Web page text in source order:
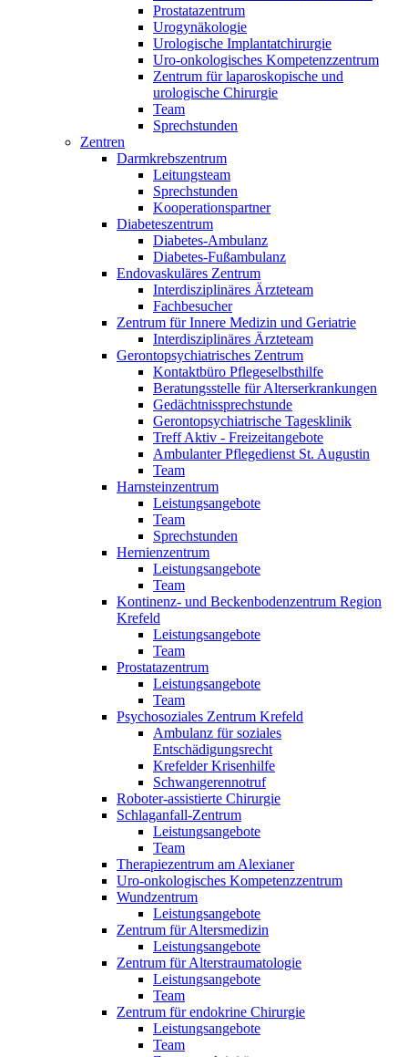
Prostatazentrum
Urogynäkologie
Urologische Implantatchirurgie
Uro-onkologisches Kompetenzzentrum
Zentrum für laparoskopische und
urologische Chirurgie
Team
Sprechstunden
Zentren
Darmkrebszentrum
Leitungsteam
Sprechstunden
Kooperationspartner
Diabeteszentrum
Diabetes-Ambulanz
Diabetes-Fußambulanz
Endovaskuläres Zentrum
Interdisziplinäres Ärzteteam
Fachbesucher
Zentrum für Innere Medizin und Geriatrie
Interdisziplinäres Ärzteteam
Gerontopsychiatrisches Zentrum
Kontaktbüro Pflegeselbsthilfe
Beratungsstelle für Alterserkrankungen
Gedächtnissprechstunde
Gerontopsychiatrische Tagesklinik
Treff Aktiv - Freizeitangebote
Ambulanter Pflegedienst St. Augustin
Team
Harnsteinzentrum
Leistungsangebote
Team
Sprechstunden
Hernienzentrum
Leistungsangebote
Team
Kontinenz- und Beckenbodenzentrum Region
Krefeld
Leistungsangebote
Team
Prostatazentrum
Leistungsangebote
Team
Psychosoziales Zentrum Krefeld
Ambulanz für soziales
Entschädigungsrecht
Krefelder Krisenhilfe
Schwangerennotruf
Roboter-assistierte Chirurgie
Schlaganfall-Zentrum
Leistungsangebote
Team
Therapiezentrum am Alexianer
Uro-onkologisches Kompetenzzentrum
Wundzentrum
Leistungsangebote
Zentrum für Altersmedizin
Leistungsangebote
Zentrum für Alterstraumatologie
Leistungsangebote
Team
Zentrum für endokrine Chirurgie
Leistungsangebote
Team